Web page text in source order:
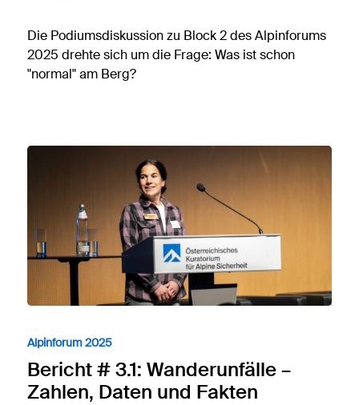
Die Podiumsdiskussion zu Block 2 des Alpinforums
2025 drehte sich um die Frage: Was ist schon
"normal" am Berg?
Alpinforum 2025
Bericht # 3.1: Wanderunfälle –
Zahlen, Daten und Fakten